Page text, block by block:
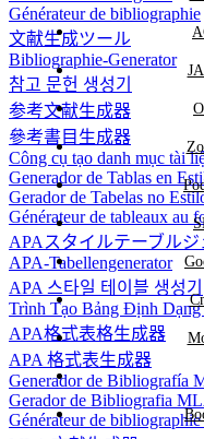
Générateur de bibliographie
文献生成ツール
Bibliographie-Generator
참고 문헌 생성기
参考文献生成器
參考書目生成器
Công cụ tạo danh mục tài
Generador de Tablas en
Gerador de Tabelas no
Générateur de tableaux au
APAスタイルテーブル
APA-Tabellengenerator
APA 스타일 테이블 생성기
Trình Tạo Bảng Định
APA格式表格生成器
APA 格式表生成器
Generador de Bibliografía
Gerador de Bibliografia
Générateur de